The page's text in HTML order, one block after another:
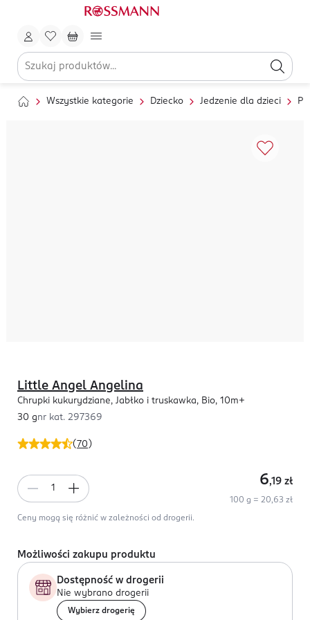
Wszystkie kategorie Dziecko Jedzenie dla dzieci
( 70 )
Little Angel Angelina
Chrupki kukurydziane, Jabłko i truskawka, Bio, 10m+
30 gnr kat. 297369
6,19 zł
100 g = 20,63 zł
Ceny mogą się różnić w zależności od drogerii.
Możliwości zakupu produktu
Dostępność w drogerii
Nie wybrano drogerii
Wybierz drogerię